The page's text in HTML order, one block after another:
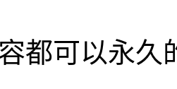
都可以永久